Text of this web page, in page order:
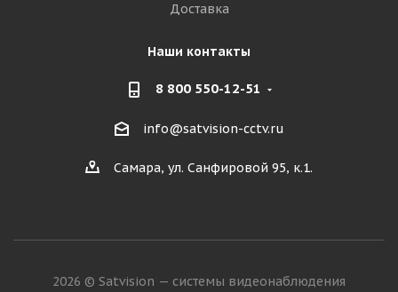
Доставка
Наши контакты
8 800 550-12-51
info@satvision-cctv.ru
Самара, ул. Санфировой 95, к.1.
2026 © Satvision — системы видеонаблюдения